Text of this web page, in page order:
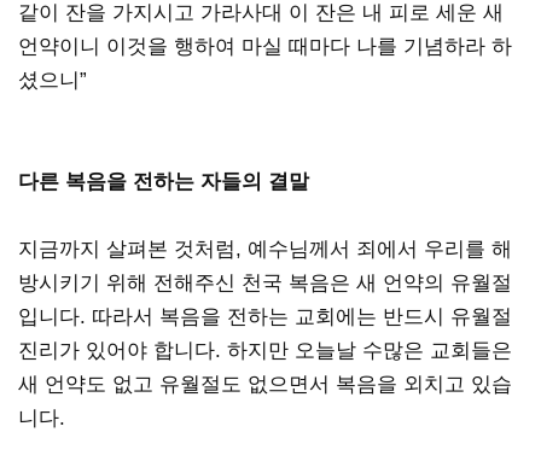
같이 잔을 가지시고 가라사대 이 잔은 내 피로 세운 새
언약이니 이것을 행하여 마실 때마다 나를 기념하라 하
셨으니”
다른 복음을 전하는 자들의 결말
지금까지 살펴본 것처럼, 예수님께서 죄에서 우리를 해
방시키기 위해 전해주신 천국 복음은 새 언약의 유월절
입니다. 따라서 복음을 전하는 교회에는 반드시 유월절
진리가 있어야 합니다. 하지만 오늘날 수많은 교회들은
새 언약도 없고 유월절도 없으면서 복음을 외치고 있습
니다.